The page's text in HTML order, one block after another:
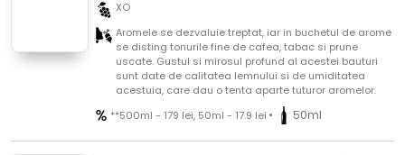
XO
Aromele se dezvaluie treptat, iar in buchetul de arome
se disting tonurile fine de cafea, tabac si prune
uscate. Gustul si mirosul profund al acestei bauturi
sunt date de calitatea lemnului si de umiditatea
acestuia, care dau o tenta aparte tuturor aromelor.
**500ml - 179 lei, 50ml - 17.9 lei • 50ml